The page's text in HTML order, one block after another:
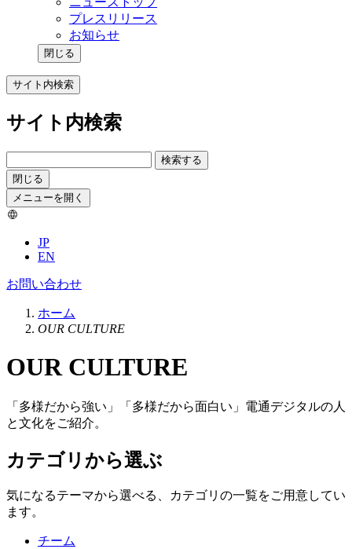
プレスリリース
お知らせ
閉じる
サイト内検索
サイト内検索
検索する
閉じる
メニューを開く
JP
EN
お問い合わせ
ホーム
OUR CULTURE
OUR CULTURE
「多様だから強い」「多様だから面白い」電通デジタルの人
と文化をご紹介。
カテゴリから選ぶ
気になるテーマから選べる、カテゴリの一覧をご用意してい
ます。
チーム